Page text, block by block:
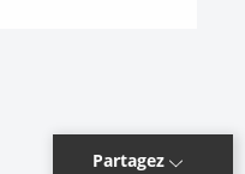
Partagez